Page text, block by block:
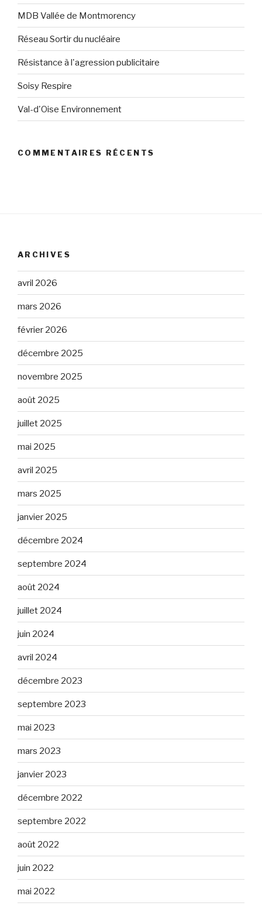
MDB Vallée de Montmorency
Réseau Sortir du nucléaire
Résistance à l'agression publicitaire
Soisy Respire
Val-d'Oise Environnement
COMMENTAIRES RÉCENTS
ARCHIVES
avril 2026
mars 2026
février 2026
décembre 2025
novembre 2025
août 2025
juillet 2025
mai 2025
avril 2025
mars 2025
janvier 2025
décembre 2024
septembre 2024
août 2024
juillet 2024
juin 2024
avril 2024
décembre 2023
septembre 2023
mai 2023
mars 2023
janvier 2023
décembre 2022
septembre 2022
août 2022
juin 2022
mai 2022